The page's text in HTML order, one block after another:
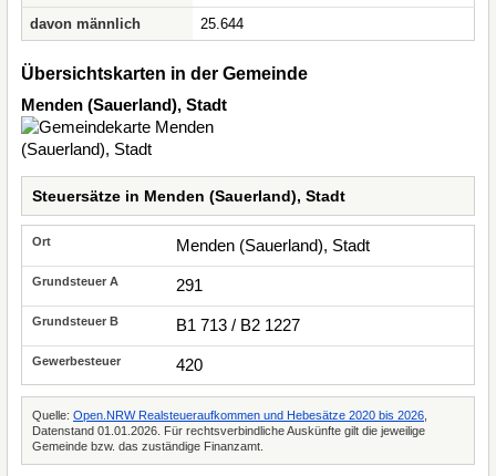
davon männlich
25.644
Übersichtskarten in der Gemeinde
Menden (Sauerland), Stadt
Steuersätze in Menden (Sauerland), Stadt
Menden (Sauerland), Stadt
291
B1 713 / B2 1227
420
Quelle: Open.NRW Realsteueraufkommen und Hebesätze 2020 bis 2026
Datenstand 01.01.2026. Für rechtsverbindliche Auskünfte gilt die jeweilige
Gemeinde bzw. das zuständige Finanzamt.